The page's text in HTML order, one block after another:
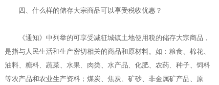
四、什么样的储存大宗商品可以享受税收优惠？
《通知》中列举的可享受减征城镇土地使用税的储存大宗商品，
是指与人民生活和生产密切相关的商品和原材料。如：粮食、棉花、
油料、糖料、蔬菜、水果、肉类、水产品、化肥、农药、种子、饲料
等农产品和农业生产资料；煤炭、焦炭、矿砂、非金属矿产品、原